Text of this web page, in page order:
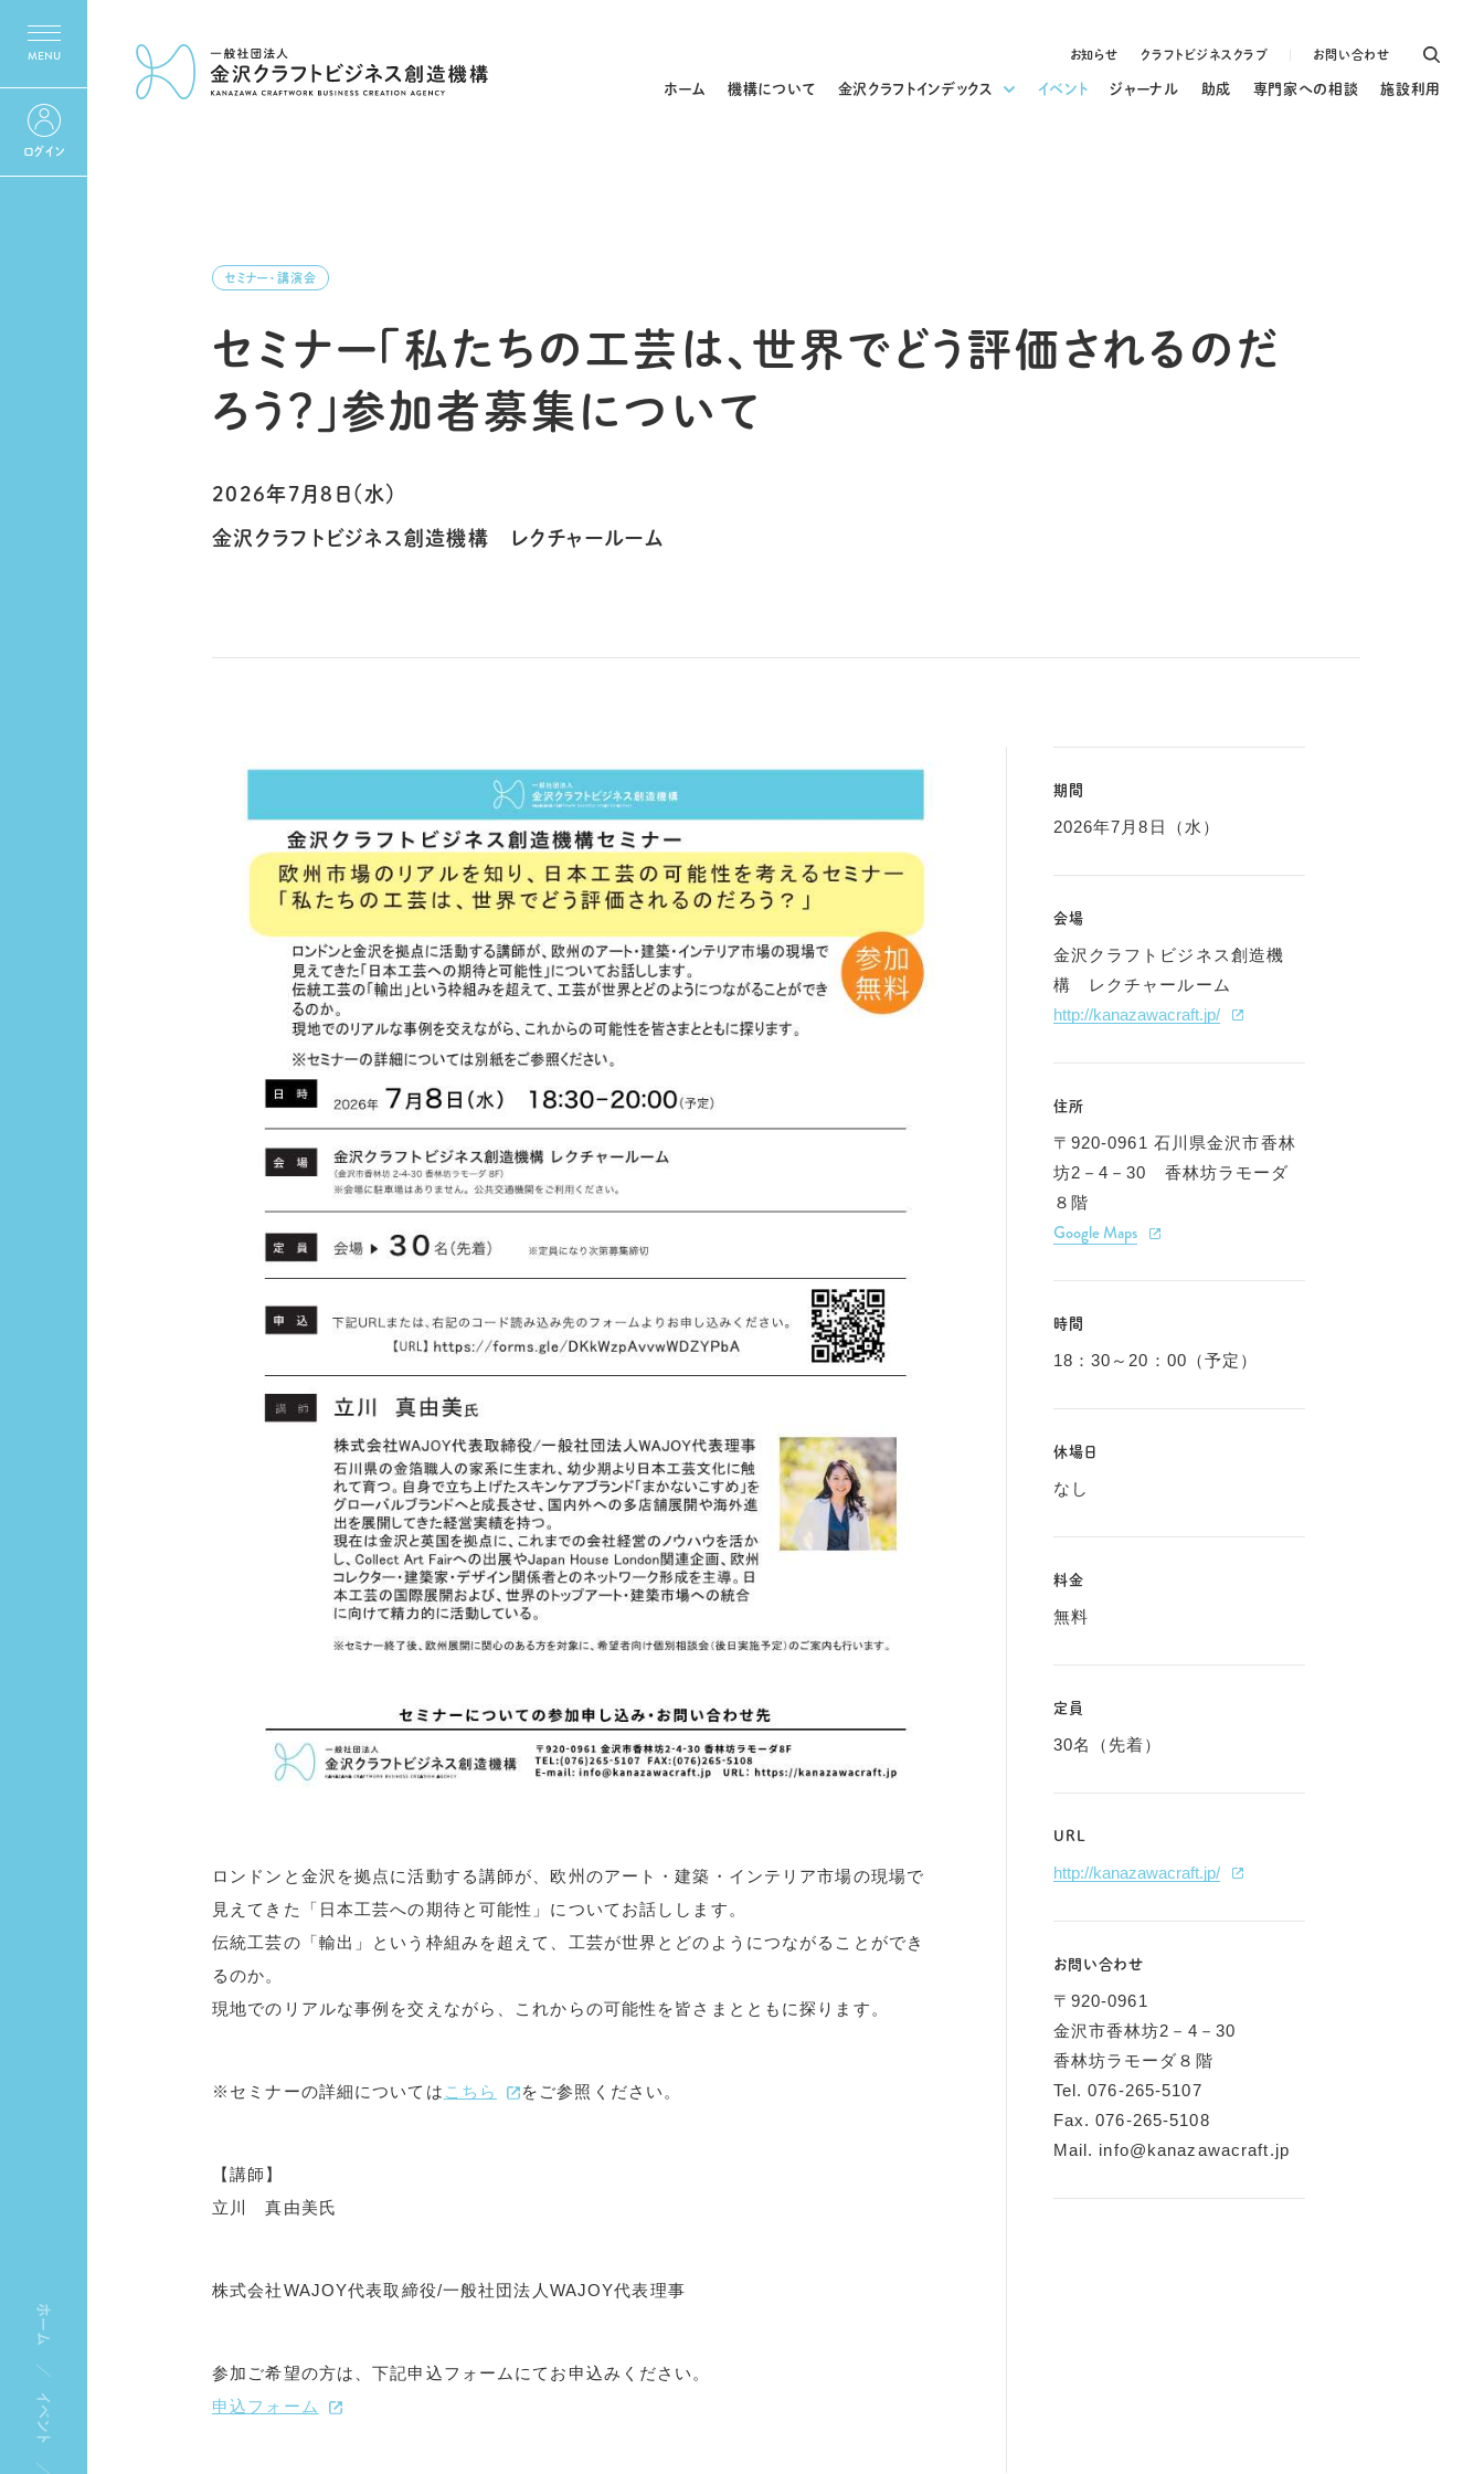
お知らせ クラフトビジネスクラブ お問い合わせ
ホーム 機構について 金沢クラフトインデックス イベント ジャーナル 助成 専門家への相談 施設利用
ログイン
セミナー「私たちの工芸は、世界でどう評価されるのだ
ろう？」参加者募集について
セミナー・講演会
2026年7月8日（水）
金沢クラフトビジネス創造機構 レクチャールーム
ロンドンと金沢を拠点に活動する講師が、欧州のアート・建築・インテリア市場の現場で
見えてきた「日本工芸への期待と可能性」についてお話しします。
伝統工芸の「輸出」という枠組みを超えて、工芸が世界とどのようにつながることができ
るのか。
現地でのリアルな事例を交えながら、これからの可能性を皆さまとともに探ります。
※セミナーの詳細については こちら をご参照ください。
【講師】
立川 真由美氏
株式会社WAJOY代表取締役/一般社団法人WAJOY代表理事
参加ご希望の方は、下記申込フォームにてお申込みください。
申込フォーム
期間
2026年7月8日（水）
会場
金沢クラフトビジネス創造機
構 レクチャールーム
http://kanazawacraft.jp/
住所
〒920-0961 石川県金沢市香林
坊2－4－30 香林坊ラモーダ
８階
Google Maps
時間
18：30～20：00（予定）
休場日
なし
料金
無料
定員
30名（先着）
URL
http://kanazawacraft.jp/
お問い合わせ
〒920-0961
金沢市香林坊2－4－30
香林坊ラモーダ８階
Tel. 076-265-5107
Fax. 076-265-5108
Mail. info@kanazawacraft.jp
ホーム
イベント